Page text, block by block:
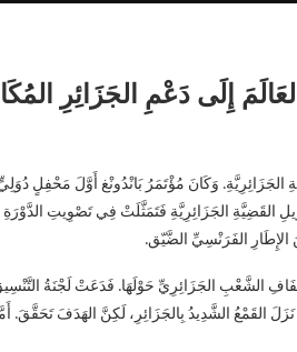
1957 مَوْعِدًا لِمُنَاقَشَةِ القَضِيَّةِ الجَزَائِرِيَّةِ. وَكَانَ مُؤْتَمَرُ بَانْدُونْغ
الجَزَائِرِيَّةِ فَتَمَثَّلَتْ فِي تَصْوِيتِ الدَّوْرَةِ
الشَّعْبِ الجَزَائِرِيِّ حَوْلَهَا. فَدَعَتْ لَجْنَةُ التَّنْسِيقِ
نَزَلَ القَمْعُ الشَّدِيدُ بِالجَزَائِرِ، لَكِنَّ الهَدَفَ